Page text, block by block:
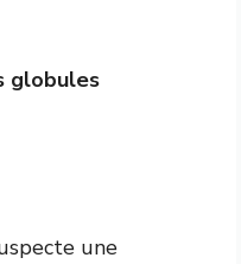
globules
une